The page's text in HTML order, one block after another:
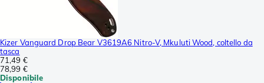
Kizer Vanguard Drop Bear V3619A6 Nitro-V, Mkuluti Wood, coltello da
tasca
71,49 €
78,99 €
Disponibile